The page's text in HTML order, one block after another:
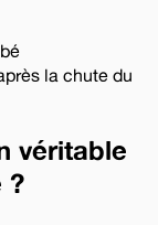
la chute du
véritable
?